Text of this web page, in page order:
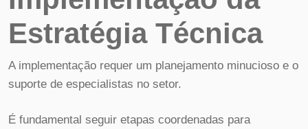
Estratégia Técnica
A implementação requer um planejamento minucioso e o
suporte de especialistas no setor.
É fundamental seguir etapas coordenadas para